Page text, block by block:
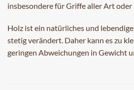
insbesondere für Griffe aller Art oder
Holz ist ein natürliches und
stetig verändert. Daher kann es zu
geringen Abweichungen in Gewicht